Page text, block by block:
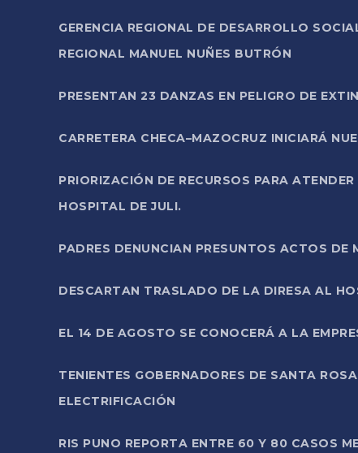
GERENCIA REGIONAL DE DESARROLLO
REGIONAL MANUEL NUÑES BUTRÓN
PRESENTAN 23 DANZAS EN PELIGRO DE
CARRETERA CHECA–MAZOCRUZ INICIARÁ
PRIORIZACIÓN DE RECURSOS PARA
HOSPITAL DE JULI.
PADRES DENUNCIAN PRESUNTOS ACTOS
DESCARTAN TRASLADO DE LA DIRESA AL
EL 14 DE AGOSTO SE CONOCERÁ A LA
TENIENTES GOBERNADORES DE SANTA
ELECTRIFICACIÓN
RIS PUNO REPORTA ENTRE 60 Y 80 CASOS